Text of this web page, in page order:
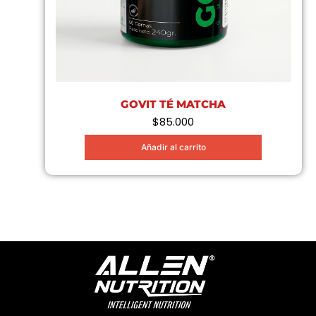
GOVIT TÉ MATCHA
$85.000
Añadir al carrito